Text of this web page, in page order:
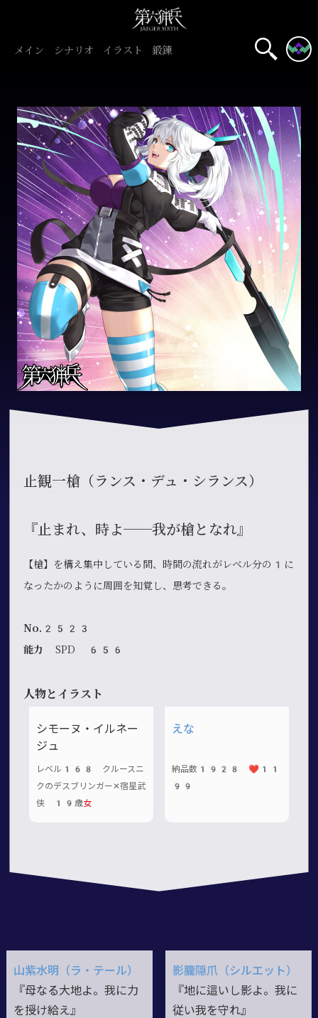
メイン シナリオ イラスト 鍛錬
止観一槍（ランス・デュ・シランス）
『止まれ、時よ──我が槍となれ』
【槍】を構え集中している間、時間の流れがレベル分の1に
なったかのように周囲を知覚し、思考できる。
No.2523
能力SPD 656
人物とイラスト
シモーヌ・イルネー
ジュ
レベル168 クルースニ
クのデスブリンガー✕宿星武
侠 19歳女
えな
納品数1928 ❤️11
99
山紫水明（ラ・テール）
『母なる大地よ。我に力
を授け給え』
影朧隠爪（シルエット）
『地に這いし影よ。我に
従い我を守れ』